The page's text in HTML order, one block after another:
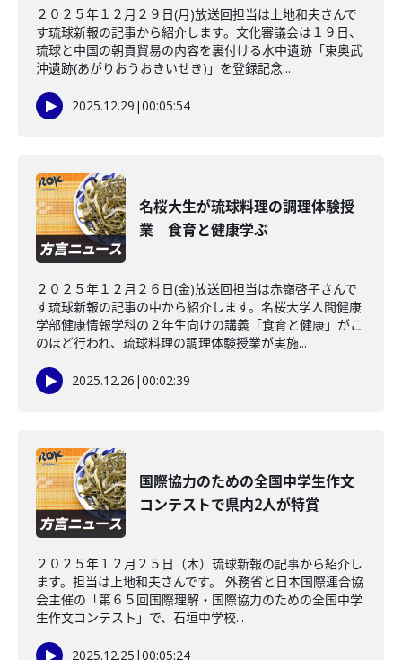
２０２５年１２月２９日(月)放送回担当は上地和夫さんで
す琉球新報の記事から紹介します。文化審議会は１９日、
琉球と中国の朝貢貿易の内容を裏付ける水中遺跡「東奥武
沖遺跡(あがりおうおきいせき)」を登録記念...
2025.12.29 |00:05:54
名桜大生が琉球料理の調理体験授
業 食育と健康学ぶ
２０２５年１２月２６日(金)放送回担当は赤嶺啓子さんで
す琉球新報の記事の中から紹介します。名桜大学人間健康
学部健康情報学科の２年生向けの講義「食育と健康」がこ
のほど行われ、琉球料理の調理体験授業が実施...
2025.12.26 |00:02:39
国際協力のための全国中学生作文
コンテストで県内2人が特賞
２０２５年１２月２５日（木）琉球新報の記事から紹介し
ます。担当は上地和夫さんです。 外務省と日本国際連合協
会主催の「第６５回国際理解・国際協力のための全国中学
生作文コンテスト」で、石垣中学校...
2025.12.25 |00:05:24